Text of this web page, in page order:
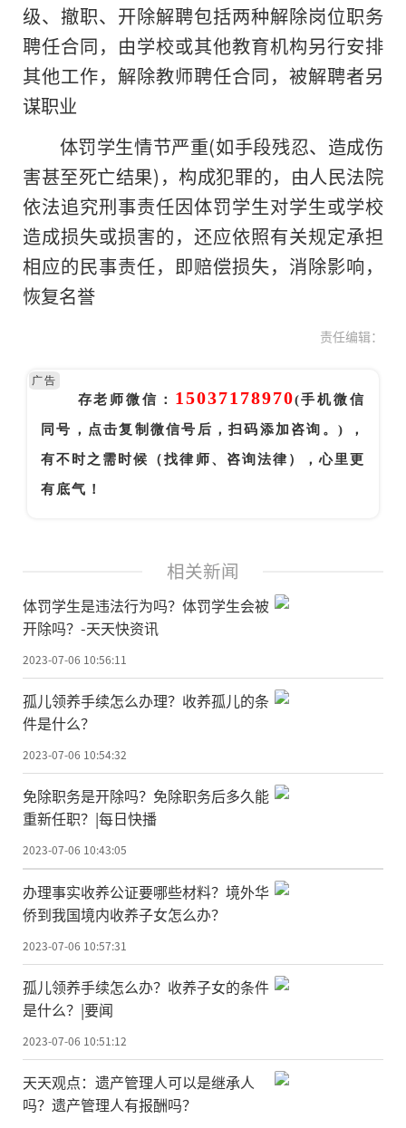
级、撤职、开除解聘包括两种解除岗位职务
聘任合同，由学校或其他教育机构另行安排
其他工作，解除教师聘任合同，被解聘者另
谋职业
体罚学生情节严重(如手段残忍、造成伤
害甚至死亡结果)，构成犯罪的，由人民法院
依法追究刑事责任因体罚学生对学生或学校
造成损失或损害的，还应依照有关规定承担
相应的民事责任，即赔偿损失，消除影响，
恢复名誉
责任编辑：
存老师微信： 15037178970(手机微信
同号，点击复制微信号后，扫码添加咨询。) ，
有不时之需时候（找律师、咨询法律），心里更
有底气！
广告
相关新闻
体罚学生是违法行为吗？体罚学生会被
开除吗？-天天快资讯
2023-07-06 10:56:11
孤儿领养手续怎么办理？收养孤儿的条
件是什么？
2023-07-06 10:54:32
免除职务是开除吗？免除职务后多久能
重新任职？|每日快播
2023-07-06 10:43:05
办理事实收养公证要哪些材料？境外华
侨到我国境内收养子女怎么办？
2023-07-06 10:57:31
孤儿领养手续怎么办？收养子女的条件
是什么？|要闻
2023-07-06 10:51:12
天天观点：遗产管理人可以是继承人
吗？遗产管理人有报酬吗？